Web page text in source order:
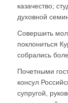
казачество;
духовной
Совершить
поклониться
собрались
Почетными
консул
супругой,